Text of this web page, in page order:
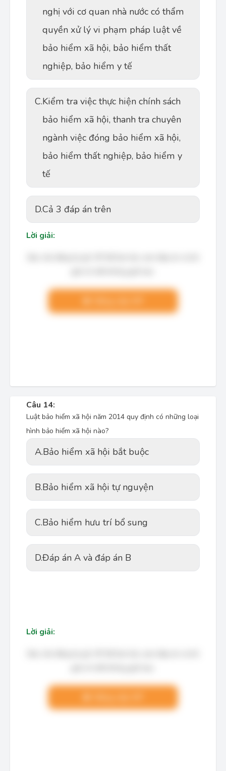
nghị với cơ quan nhà nước có thẩm
quyền xử lý vi phạm pháp luật về
bảo hiểm xã hội, bảo hiểm thất
nghiệp, bảo hiểm y tế
C.Kiểm tra việc thực hiện chính sách
bảo hiểm xã hội, thanh tra chuyên
ngành việc đóng bảo hiểm xã hội,
bảo hiểm thất nghiệp, bảo hiểm y
tế
D.Cả 3 đáp án trên
Lời giải:
Câu 14:
Luật bảo hiểm xã hội năm 2014 quy định có những loại
hình bảo hiểm xã hội nào?
A.Bảo hiểm xã hội bắt buộc
B.Bảo hiểm xã hội tự nguyện
C.Bảo hiểm hưu trí bổ sung
D.Đáp án A và đáp án B
Lời giải: